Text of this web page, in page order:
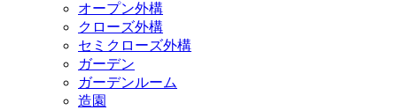
オープン外構
クローズ外構
セミクローズ外構
ガーデン
ガーデンルーム
造園